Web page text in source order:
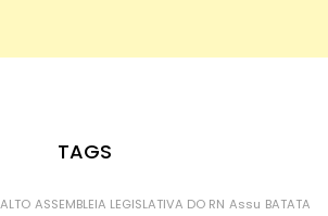
TAGS
ASSEMBLEIA LEGISLATIVA DO RN Assu BATATA